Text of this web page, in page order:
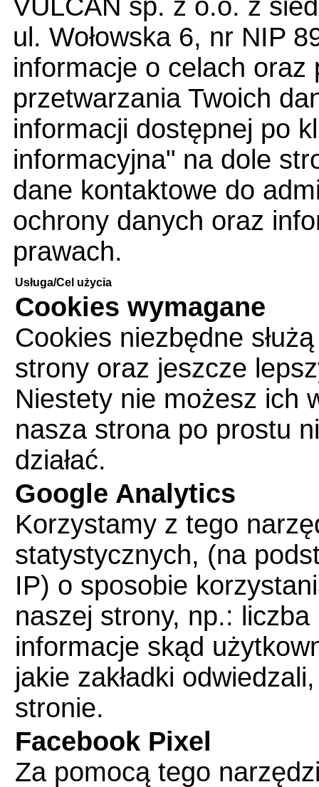
VULCAN sp. z o.o. z
ul. Wołowska 6, nr NIP
informacje o celach oraz
przetwarzania Twoich
informacji dostępnej po
informacyjna" na dole
dane kontaktowe do
ochrony danych oraz
prawach.
Usługa/Cel użycia
Cookies wymagane
Cookies niezbędne
strony oraz jeszcze
Niestety nie możesz ich
nasza strona po prostu
działać.
Google Analytics
Korzystamy z tego
statystycznych, (na
IP) o sposobie
naszej strony, np.:
informacje skąd
jakie zakładki
stronie.
Facebook Pixel
Za pomocą tego